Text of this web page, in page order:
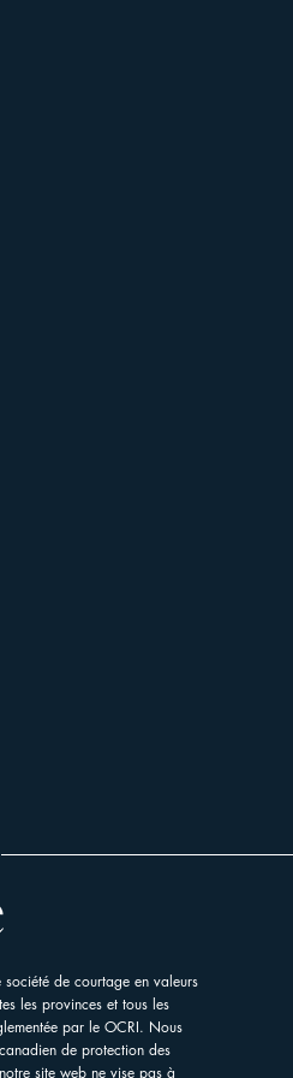
société de courtage en valeurs
les provinces et tous les
par le OCRI. Nous
de protection des
site web ne vise pas à